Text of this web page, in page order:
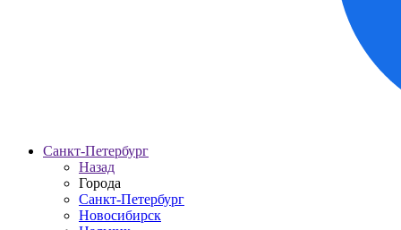
Санкт-Петербург
Назад
Города
Санкт-Петербург
Новосибирск